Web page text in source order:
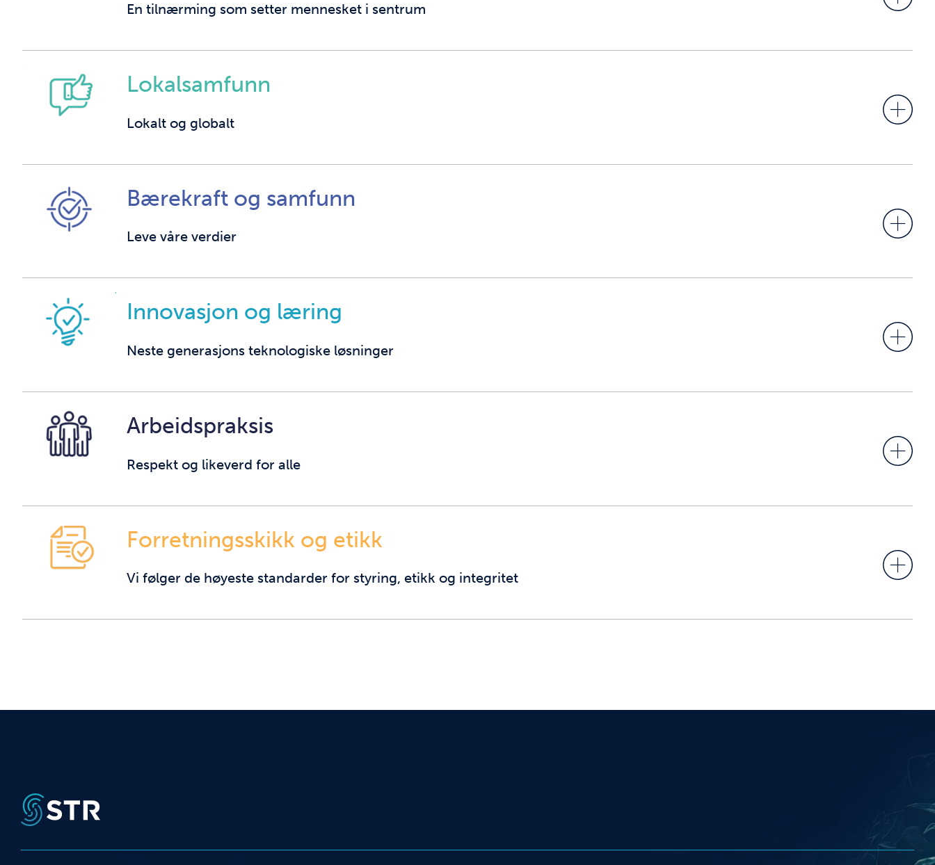
En tilnærming som setter mennesket i sentrum
Lokalsamfunn
Lokalt og globalt
Bærekraft og samfunn
Leve våre verdier
Innovasjon og læring
Neste generasjons teknologiske løsninger
Arbeidspraksis
Respekt og likeverd for alle
Forretningsskikk og etikk
Vi følger de høyeste standarder for styring, etikk og integritet